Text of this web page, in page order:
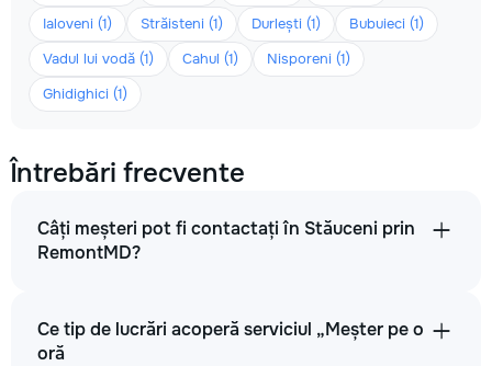
Ialoveni (1)
Străisteni (1) Durlești (1)
Bubuieci (1)
Vadul lui vodă (1)
Cahul (1)
Nisporeni (1)
Ghidighici (1)
Întrebări frecvente
Câți meșteri pot fi contactați în Stăuceni prin
RemontMD?
Ce tip de lucrări acoperă serviciul „Meșter pe o
oră